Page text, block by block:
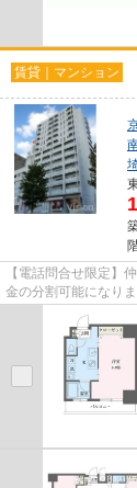
賃貸｜マンション
【電話問合せ限定
金の分割可能になり
VISION赤羽店までご